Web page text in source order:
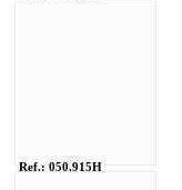
Ref.: 050.915H